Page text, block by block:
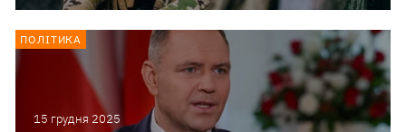
15 грудня 2025
ПОЛІТИКА